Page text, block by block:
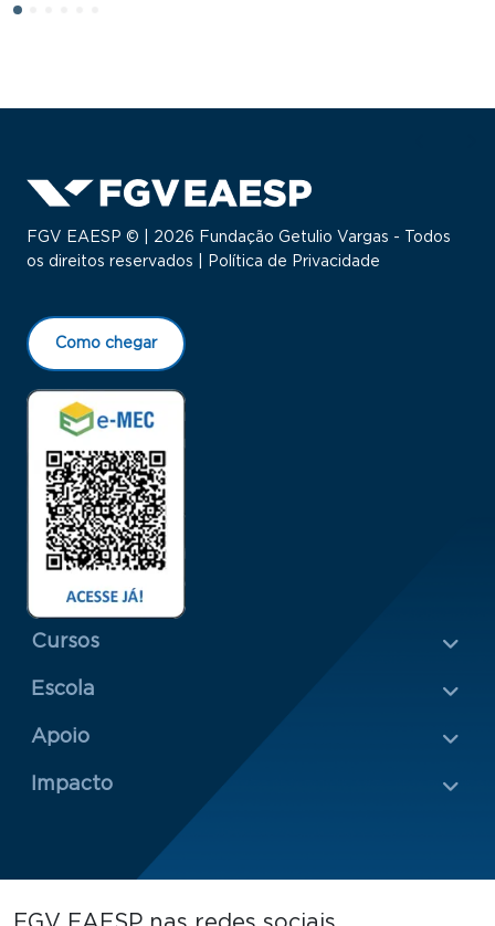
FGV EAESP © | 2026 Fundação Getulio Vargas - Todos
os direitos reservados |
Política de Privacidade
Como chegar
Menu Rodapé 1
Cursos
Escola
Rodapé 2
Apoio
Impacto